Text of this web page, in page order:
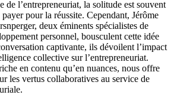
en
Entrepreneuriat
:
Un
Horizon
Nouveau
de l’entrepreneuriat, la solitude est souvent
pour la réussite. Cependant, Jérôme
deux éminents spécialistes de
personnel, bousculent cette idée
captivante, ils dévoilent l’impact
collective sur l’entrepreneuriat.
en contenu qu’en nuances, nous offre
les vertus collaboratives au service de